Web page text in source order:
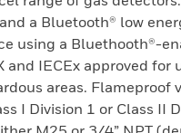
a Bluetooth® low
using a Bluethooth®-
and IECEx approved for
areas. Flameproof
I Division 1 or Class II